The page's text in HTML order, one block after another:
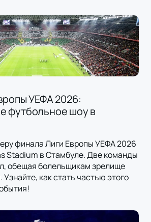
УЕФА 2026:
футбольное шоу в
финала Лиги Европы УЕФА 2026
Stadium в Стамбуле. Две команды
обещая болельщикам зрелище
Узнайте, как стать частью этого